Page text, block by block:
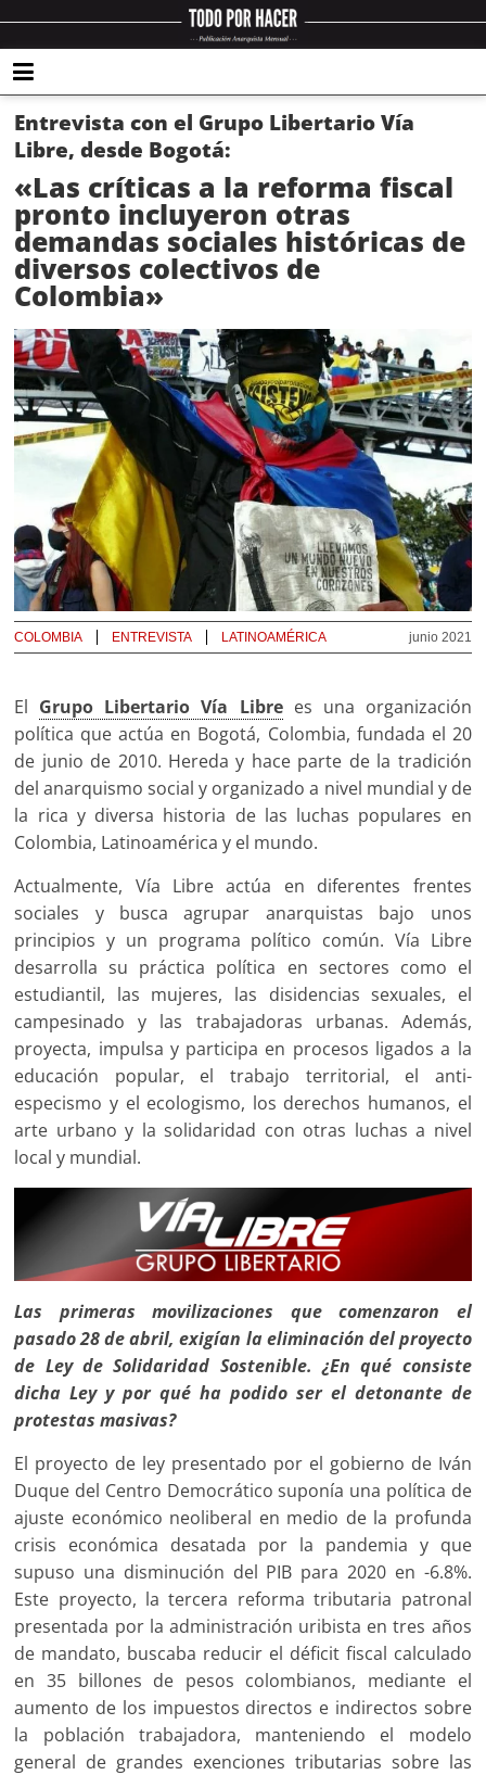
Entrevista con el Grupo Libertario Vía
Libre, desde Bogotá:
«Las críticas a la reforma fiscal
pronto incluyeron otras
demandas sociales históricas de
diversos colectivos de
Colombia»
junio 2021
COLOMBIA ENTREVISTA LATINOAMÉRICA
El Grupo Libertario Vía Librees una organización
política que actúa en Bogotá, Colombia, fundada el 20
de junio de 2010. Hereda y hace parte de la tradición
del anarquismo social y organizado a nivel mundial y de
la rica y diversa historia de las luchas populares en
Colombia, Latinoamérica y el mundo.
Actualmente, Vía Libre actúa en diferentes frentes
sociales y busca agrupar anarquistas bajo unos
principios y un programa político común. Vía Libre
desarrolla su práctica política en sectores como el
estudiantil, las mujeres, las disidencias sexuales, el
campesinado y las trabajadoras urbanas. Además,
proyecta, impulsa y participa en procesos ligados a la
educación popular, el trabajo territorial, el anti-
especismo y el ecologismo, los derechos humanos, el
arte urbano y la solidaridad con otras luchas a nivel
local y mundial.
Las primeras movilizaciones que comenzaron el
pasado 28 de abril, exigían la eliminación delproyecto
de Ley de Solidaridad Sostenible. ¿En qué consiste
dicha Ley y por qué ha podido ser el detonante de
protestas masivas?
El proyecto de ley presentado por el gobierno de Iván
Duque del Centro Democrático suponía una política de
ajuste económico neoliberal en medio de la profunda
crisis económica desatada por la pandemia y que
supuso una disminución del PIB para 2020 en -6.8%.
Este proyecto, la tercera reforma tributaria patronal
presentada por la administración uribista en tres años
de mandato, buscaba reducir el déficit fiscal calculado
en 35 billones de pesos colombianos, mediante el
aumento de los impuestos directos e indirectos sobre
la población trabajadora, manteniendo el modelo
general de grandes exenciones tributarias sobre las